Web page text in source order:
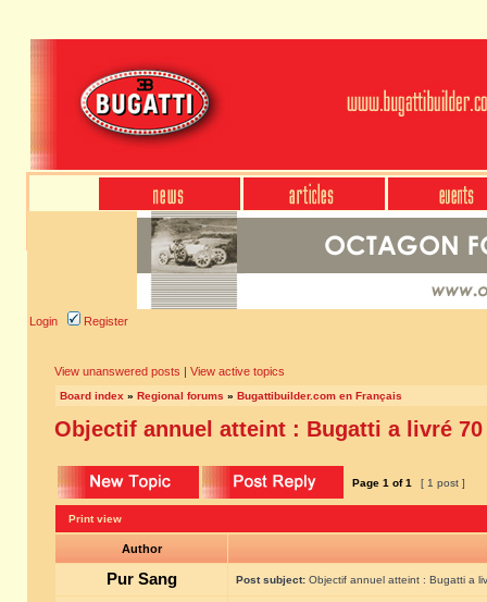
Login Register
View unanswered posts | View active topics
Board index » Regional forums » Bugattibuilder.com en Français
Objectif annuel atteint : Bugatti a livré 70
Page 1 of1 [ 1 post ]
Print view
Author
Pur Sang Post subject: Objectif annuel atteint : Bugatti a